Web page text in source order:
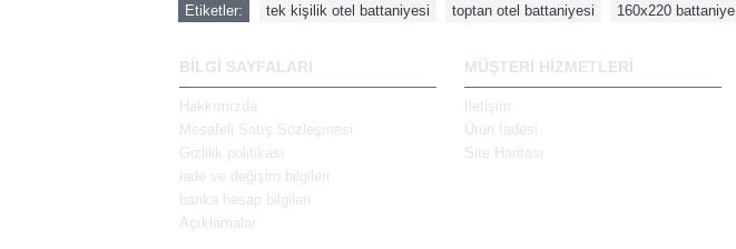
Etiketler: tek kişilik otel battaniyesi toptan otel battaniyesi 160x220 battaniye
BİLGİ SAYFALARI
Hakkımızda
Mesafeli Satış Sözleşmesi
Gizlilik politikası
iade ve değişim bilgileri
banka hesap bilgileri
Açıklamalar
MÜŞTERİ HİZMETLERİ
İletişim
Ürün İadesi
Site Haritası